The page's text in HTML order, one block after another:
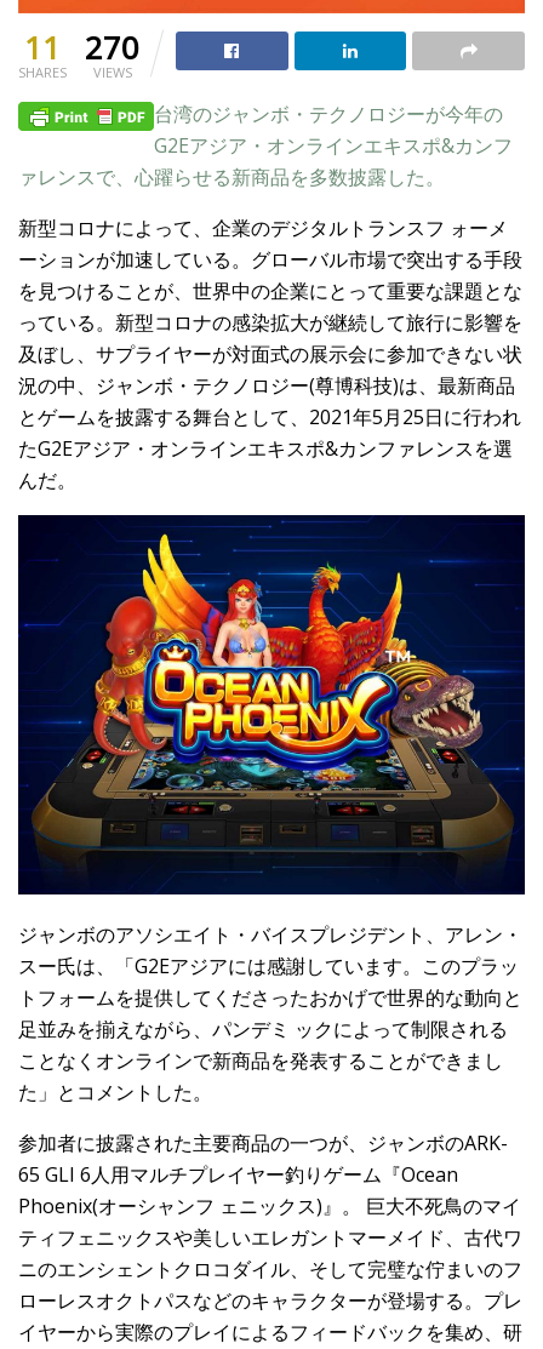
11
SHARES
270
VIEWS
台湾のジャンボ・テクノロジーが今年の
G2Eアジア・オンラインエキスポ&カンフ
ァレンスで、心躍らせる新商品を多数披露した。
新型コロナによって、企業のデジタルトランスフ ォーメ
ーションが加速している。グローバル市場で突出する手段
を見つけることが、世界中の企業にとって重要な課題とな
っている。新型コロナの感染拡大が継続して旅行に影響を
及ぼし、サプライヤーが対面式の展示会に参加できない状
況の中、ジャンボ・テクノロジー(尊博科技)は、最新商品
とゲームを披露する舞台として、2021年5月25日に行われ
たG2Eアジア・オンラインエキスポ&カンファレンスを選
んだ。
ジャンボのアソシエイト・バイスプレジデント、アレン・
スー氏は、「G2Eアジアには感謝しています。このプラッ
トフォームを提供してくださったおかげで世界的な動向と
足並みを揃えながら、パンデミ ックによって制限される
ことなくオンラインで新商品を発表することができまし
た」とコメントした。
参加者に披露された主要商品の一つが、ジャンボのARK-
65 GLI 6人用マルチプレイヤー釣りゲーム『Ocean
Phoenix(オーシャンフ ェニックス)』。 巨大不死鳥のマイ
ティフェニックスや美しいエレガントマーメイド、古代ワ
ニのエンシェントクロコダイル、そして完璧な佇まいのフ
ローレスオクトパスなどのキャラクターが登場する。プレ
イヤーから実際のプレイによるフィードバックを集め、研